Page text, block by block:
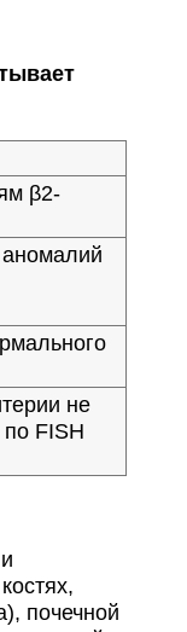
β2-
аномалий
не
по FISH
почечной